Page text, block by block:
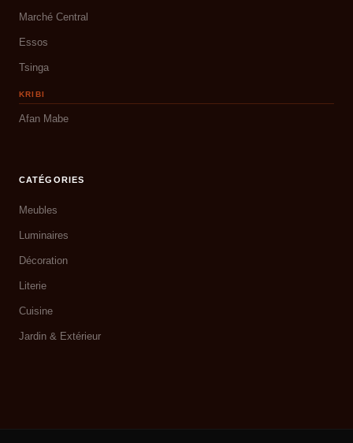
Marché Central
Essos
Tsinga
KRIBI
Afan Mabe
CATÉGORIES
Meubles
Luminaires
Décoration
Literie
Cuisine
Jardin & Extérieur